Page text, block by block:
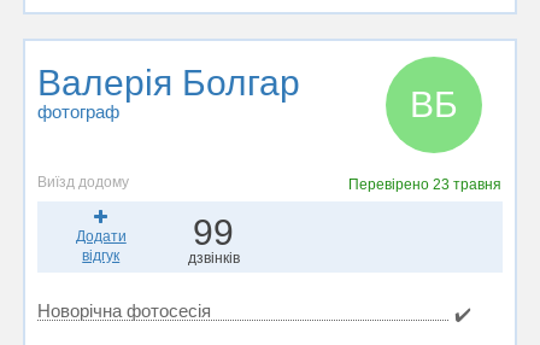
Валерія Болгар
фотограф ВБ
Виїзд додому Перевірено23 травня
Додати
відгук
99
дзвінків
Новорічна фотосесія ✔️